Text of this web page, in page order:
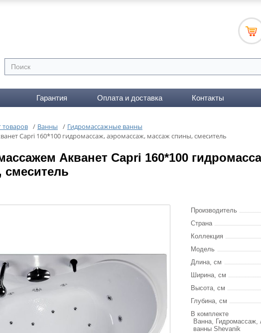
Гарантия Оплата и доставка Контакты
товаров / Ванны / Гидромассажные ванны
Capri 160*100 гидромассаж, аэромассаж, массаж спины, смеситель
Акванет Capri 160*100
Производитель
Страна
Коллекция
Модель
Длина, см
Ширина, см
Высота, см
Глубина, см
В комплекте
Ванна,
ванны Shevanik